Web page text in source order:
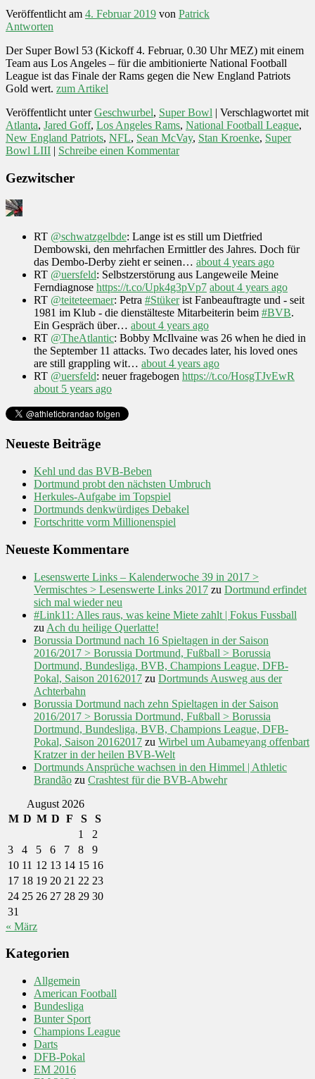
Veröffentlicht am 4. Februar 2019 von Patrick
Antworten
Der Super Bowl 53 (Kickoff 4. Februar, 0.30 Uhr MEZ) mit einem
Team aus Los Angeles – für die ambitionierte National Football
League ist das Finale der Rams gegen die New England Patriots
Gold wert. zum Artikel
Veröffentlicht unter Geschwurbel, Super Bowl | Verschlagwortet mit
Atlanta, Jared Goff, Los Angeles Rams, National Football League,
New England Patriots, NFL, Sean McVay, Stan Kroenke, Super
Bowl LIII | Schreibe einen Kommentar
Gezwitscher
RT @schwatzgelbde: Lange ist es still um Dietfried
Dembowski, den mehrfachen Ermittler des Jahres. Doch für
das Dembo-Derby zieht er seinen… about 4 years ago
RT @uersfeld: Selbstzerstörung aus Langeweile Meine
Ferndiagnose https://t.co/Upk4g3pVp7 about 4 years ago
RT @teiteteemaer: Petra #Stükerist Fanbeauftragte und - seit
1981 im Klub - die dienstälteste Mitarbeiterin beim #BVB.
Ein Gespräch über… about 4 years ago
RT @TheAtlantic: Bobby McIlvaine was 26 when he died in
the September 11 attacks. Two decades later, his loved ones
are still grappling wit… about 4 years ago
RT @uersfeld: neuer fragebogen https://t.co/HosgTJvEwR
about 5 years ago
Neueste Beiträge
Kehl und das BVB-Beben
Dortmund probt den nächsten Umbruch
Herkules-Aufgabe im Topspiel
Dortmunds denkwürdiges Debakel
Fortschritte vorm Millionenspiel
Neueste Kommentare
Lesenswerte Links – Kalenderwoche 39 in 2017 >
Vermischtes > Lesenswerte Links 2017 zu Dortmund erfindet
sich mal wieder neu
#Link11: Alles raus, was keine Miete zahlt | Fokus Fussball
zu Ach du heilige Querlatte!
Borussia Dortmund nach 16 Spieltagen in der Saison
2016/2017 > Borussia Dortmund, Fußball > Borussia
Dortmund, Bundesliga, BVB, Champions League, DFB-
Pokal, Saison 20162017 zu Dortmunds Ausweg aus der
Achterbahn
Borussia Dortmund nach zehn Spieltagen in der Saison
2016/2017 > Borussia Dortmund, Fußball > Borussia
Dortmund, Bundesliga, BVB, Champions League, DFB-
Pokal, Saison 20162017 zu Wirbel um Aubameyang offenbart
Kratzer in der heilen BVB-Welt
Dortmunds Ansprüche wachsen in den Himmel | Athletic
Brandão zu Crashtest für die BVB-Abwehr
August 2026
M D M D F S
S
1
2
3
4 5 6 7 8
9
10 11 12 13 14 15 16
17 18 19 20 21 22 23
24 25 26 27 28 29 30
31
« März
Kategorien
Allgemein
American Football
Bundesliga
Bunter Sport
Champions League
Darts
DFB-Pokal
EM 2016